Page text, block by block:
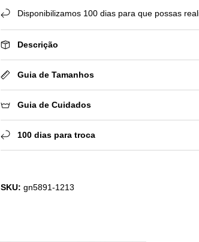
Disponibilizamos 100 dias para que possas
Descrição
Guia de Tamanhos
Guia de Cuidados
100 dias para troca
SKU: gn5891-1213